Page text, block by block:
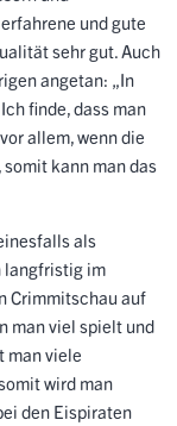
und gute
sehr gut. Auch
angetan: „ In
finde, dass man
allem, wenn die
kann man das
als
langfristig im
Crimmitschau auf
man viel spielt und
man viele
wird man
den Eispiraten